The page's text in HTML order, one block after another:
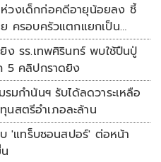
วงเด็กก่อคดีอายุน้อยลง ชี้
ย ครอบครัวแตกแยกเป็น
ง รร.เทพศิรินทร์ พบใช้ปืนปู่
5 คลิปกราดยิง
รมกำนันฯ รับได้ลดวาระเหลือ
สตรีอำเภอละล้าน
'แทร็บซอนสปอร์' ต่อหน้า